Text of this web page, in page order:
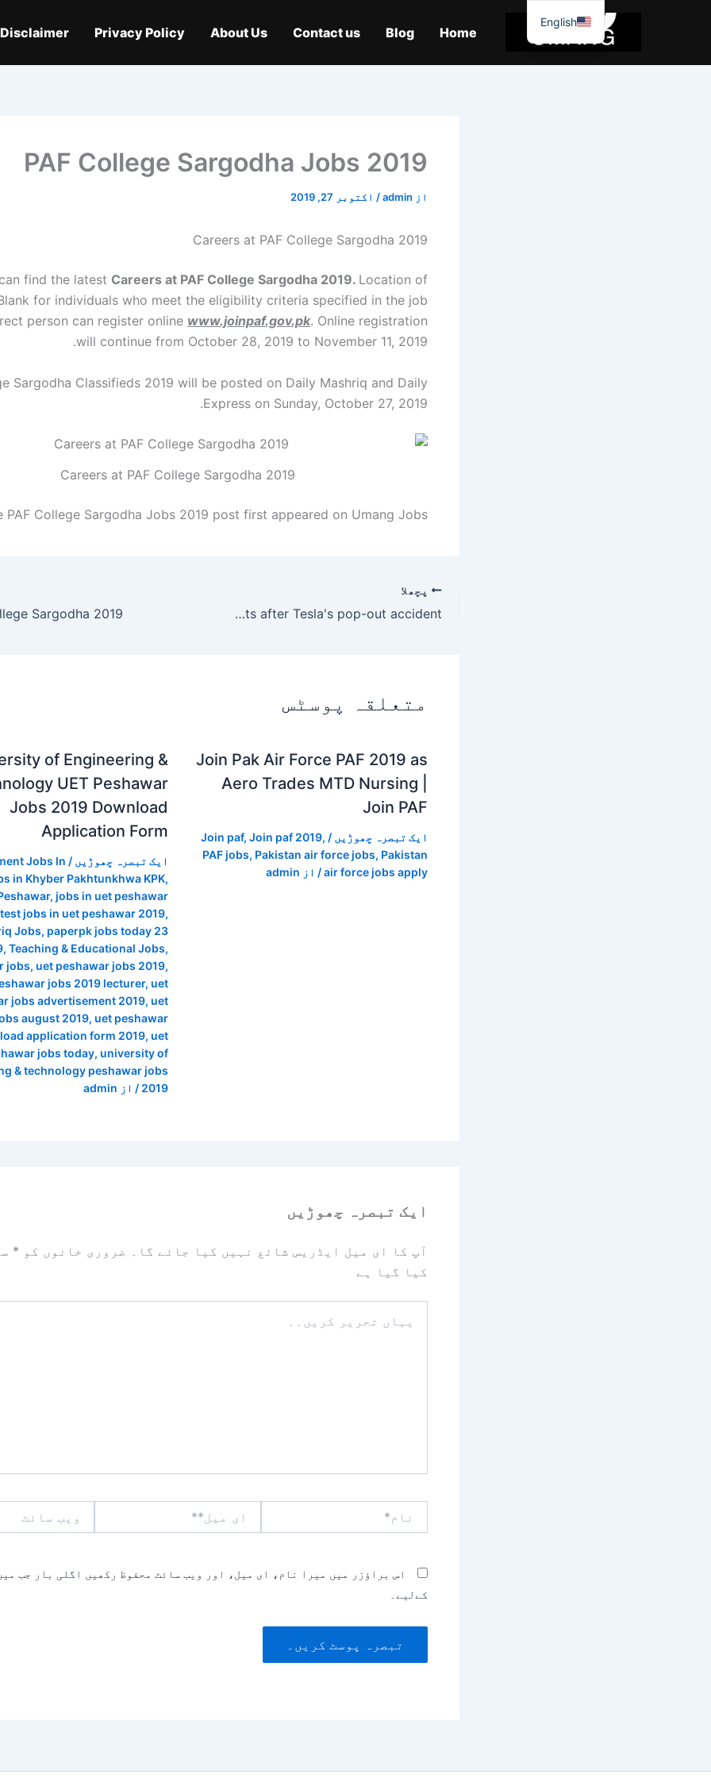
Home
Blog
Contact us
About Us
Privacy Policy
Disclaimer
PAF College Sargodha Jobs 2019
از admin
/ اکتوبر 27, 2019
Careers at PAF College Sargodha 2019
find the latest Careers at PAF College Sargodha 2019. Location of
for individuals who meet the eligibility criteria specified in the job
person can register online www.joinpaf.gov.pk. Online registration
will continue from October 28, 2019 to November 11, 2019.
Sargodha Classifieds 2019 will be posted on Daily Mashriq and Daily
Express on Sunday, October 27, 2019.
Careers at PAF College Sargodha 2019
PAF College Sargodha Jobs 2019 post first appeared on Umang Jobs.
پچھلا
Accidents after Tesla's pop-out accident
متعلقہ پوسٹس
Join Pak Air Force PAF 2019 as
Aero Trades MTD Nursing |
Join PAF
ایک تبصرہ چھوڑیں /
Join paf, Join paf 2019,
PAF jobs, Pakistan air force jobs, Pakistan
air force jobs apply/ از admin
of Engineering &
UET Peshawar
Jobs 2019 Download
Application Form
ایک تبصرہ چھوڑیں /
Jobs In
in Khyber Pakhtunkhwa KPK,
, jobs in uet peshawar
jobs in uet peshawar 2019,
Jobs, paperpk jobs today 23
, Teaching & Educational Jobs,
jobs, uet peshawar jobs 2019,
jobs 2019 lecturer, uet
jobs advertisement 2019, uet
august 2019, uet peshawar
application form 2019, uet
jobs today, university of
& technology peshawar jobs
2019 / از admin
ایک تبصرہ چھوڑیں
آپ کا ای میل ایڈریس شائع نہیں کیا جائے گا۔ ضروری خانوں کو *
کیا گیا ہے
تحریر
میل**
سائٹ
اس براؤزر میں میرا نام، ای میل، اور ویب سائٹ محفوظ رکھیں اگلی بار جب
کےلیے۔
English